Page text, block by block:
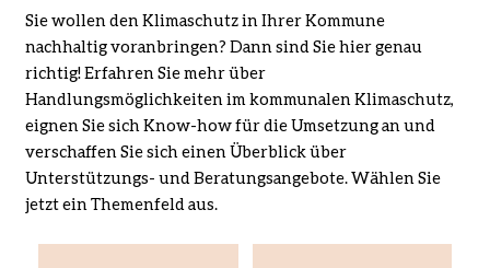
für
Umwelt,
Klimaschutz,
Naturschutz
und
nukleare
Sicherheit
Kommunaler Klimaschutz
Aktuelles
Leichte Sprache
Sie wollen den Klimaschutz in Ihrer Kommune
nachhaltig voranbringen? Dann sind Sie hier genau
richtig! Erfahren Sie mehr über
Handlungsmöglichkeiten im kommunalen Klimaschutz,
eignen Sie sich Know-how für die Umsetzung an und
verschaffen Sie sich einen Überblick über
Unterstützungs- und Beratungsangebote. Wählen Sie
jetzt ein Themenfeld aus.